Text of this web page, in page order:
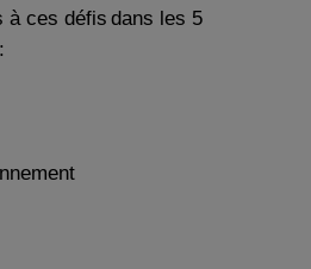
à ces défis dans les 5